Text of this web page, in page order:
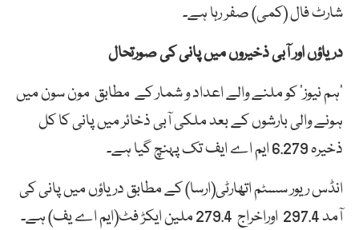
شارٹ فال (کمی) صفر رہا ہے۔
دریاؤں اور آبی ذخیروں میں پانی کی صورتحال
’ہم نیوز‘ کو ملنے والے اعداد و شمار کے مطابق مون سون میں
ہونے والی بارشوں کے بعد ملکی آبی ذخائر میں پانی کا کل
ذخیرہ 6.279 ایم اے ایف تک پہنچ گیا ہے۔
انڈس ریور سسٹم اتھارٹی(ارسا) کے مطابق دریاؤں میں پانی کی
آمد 297.4 اوراخراج 279.4 ملین ایکڑ فٹ(ایم اے یف) ہے۔